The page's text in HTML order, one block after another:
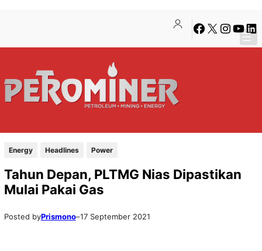
konten
content
Facebook
X Instagram
Energy Headlines Power
Tahun Depan, PLTMG Nias Dipastikan
Mulai Pakai Gas
Posted byPrismono–17 September 2021